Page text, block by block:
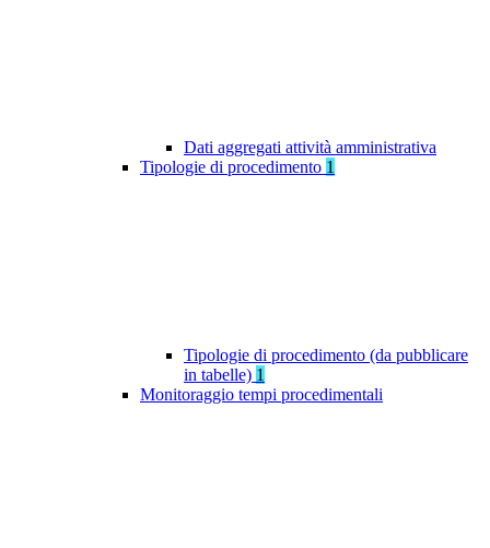
Dati aggregati attività amministrativa
Tipologie di procedimento 1
Tipologie di procedimento (da pubblicare
in tabelle) 1
Monitoraggio tempi procedimentali